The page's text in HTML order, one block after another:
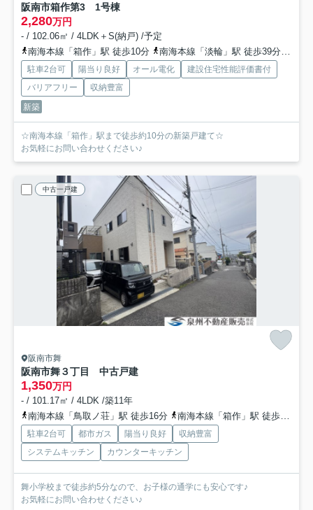
阪南市箱作第3 1号棟
2,280万円
- / 102.06㎡ / 4LDK＋S(納戸) /予定
南海本線「箱作」駅 徒歩10分
南海本線「淡輪」駅 徒歩39分
駐車2台可 陽当り良好 オール電化
建設住宅性能評価書付
バリアフリー
収納豊富
新築
☆南海本線「箱作」駅まで徒歩約10分の新築戸建て☆
お気軽にお問い合わせください♪
中古一戸建
阪南市舞
阪南市舞３丁目 中古戸建
1,350万円
- / 101.17㎡ / 4LDK /築11年
南海本線「鳥取ノ荘」駅 徒歩16分
南海本線「箱作」駅 徒歩32分
駐車2台可 都市ガス 陽当り良好
収納豊富
システムキッチン
カウンターキッチン
舞小学校まで徒歩約5分なので、お子様の通学にも安心です♪
お気軽にお問い合わせください♪